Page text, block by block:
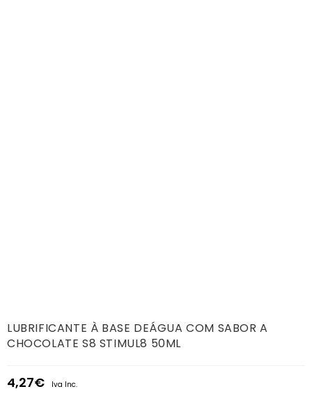
LUBRIFICANTE À BASE DEÁGUA COM SABOR A
CHOCOLATE S8 STIMUL8 50ML
4,27€ Iva Inc.